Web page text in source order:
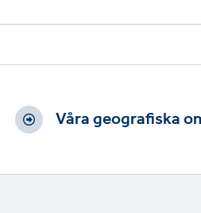
Våra geografiska